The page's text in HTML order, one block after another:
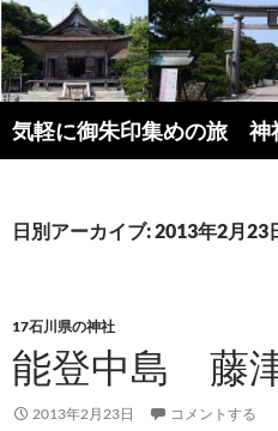
コ
ン
テ
ン
ツ
へ
ッ
気軽に御朱印集めの旅 神
索
日別アーカイブ: 2013年2月23
17石川県の神社
能登中島 藤
2013年2月23日 コメントする